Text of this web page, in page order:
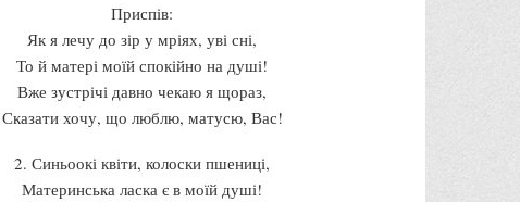
Приспів:
Як я лечу до зір у мріях, уві сні,
То й матері моїй спокійно на душі!
Вже зустрічі давно чекаю я щораз,
Сказати хочу, що люблю, матусю, Вас!
2. Синьоокі квіти, колоски пшениці,
Материнська ласка є в моїй душі!